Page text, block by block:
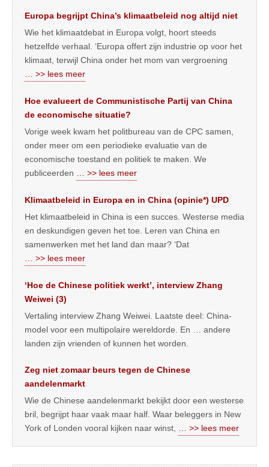
Europa begrijpt China’s klimaatbeleid nog altijd niet
Wie het klimaatdebat in Europa volgt, hoort steeds
hetzelfde verhaal. ‘Europa offert zijn industrie op voor het
klimaat, terwijl China onder het mom van vergroening
… >> lees meer
Hoe evalueert de Communistische Partij van China
de economische situatie?
Vorige week kwam het politbureau van de CPC samen,
onder meer om een periodieke evaluatie van de
economische toestand en politiek te maken. We
publiceerden
… >> lees meer
Klimaatbeleid in Europa en in China (opinie*) UPD
Het klimaatbeleid in China is een succes. Westerse media
en deskundigen geven het toe. Leren van China en
samenwerken met het land dan maar? ‘Dat
… >> lees meer
‘Hoe de Chinese politiek werkt’, interview Zhang
Weiwei (3)
Vertaling interview Zhang Weiwei. Laatste deel: China-
model voor een multipolaire wereldorde. En … andere
landen zijn vrienden of kunnen het worden.
Zeg niet zomaar beurs tegen de Chinese
aandelenmarkt
Wie de Chinese aandelenmarkt bekijkt door een westerse
bril, begrijpt haar vaak maar half. Waar beleggers in New
York of Londen vooral kijken naar winst,
… >> lees meer